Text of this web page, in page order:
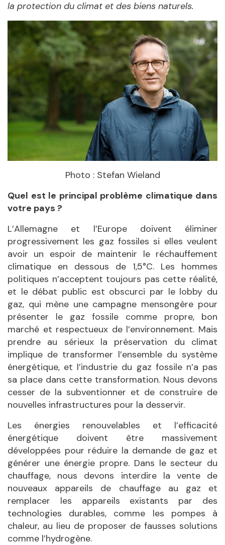
la protection du climat et des biens naturels.
Photo : Stefan Wieland
Quel est le principal problème climatique dans
votre pays ?
L’Allemagne et l’Europe doivent éliminer
progressivement les gaz fossiles si elles veulent
avoir un espoir de maintenir le réchauffement
climatique en dessous de 1,5°C. Les hommes
politiques n’acceptent toujours pas cette réalité,
et le débat public est obscurci par le lobby du
gaz, qui mène une campagne mensongère pour
présenter le gaz fossile comme propre, bon
marché et respectueux de l’environnement. Mais
prendre au sérieux la préservation du climat
implique de transformer l’ensemble du système
énergétique, et l’industrie du gaz fossile n’a pas
sa place dans cette transformation. Nous devons
cesser de la subventionner et de construire de
nouvelles infrastructures pour la desservir.
Les énergies renouvelables et l’efficacité
énergétique doivent être massivement
développées pour réduire la demande de gaz et
générer une énergie propre. Dans le secteur du
chauffage, nous devons interdire la vente de
nouveaux appareils de chauffage au gaz et
remplacer les appareils existants par des
technologies durables, comme les pompes à
chaleur, au lieu de proposer de fausses solutions
comme l’hydrogène.